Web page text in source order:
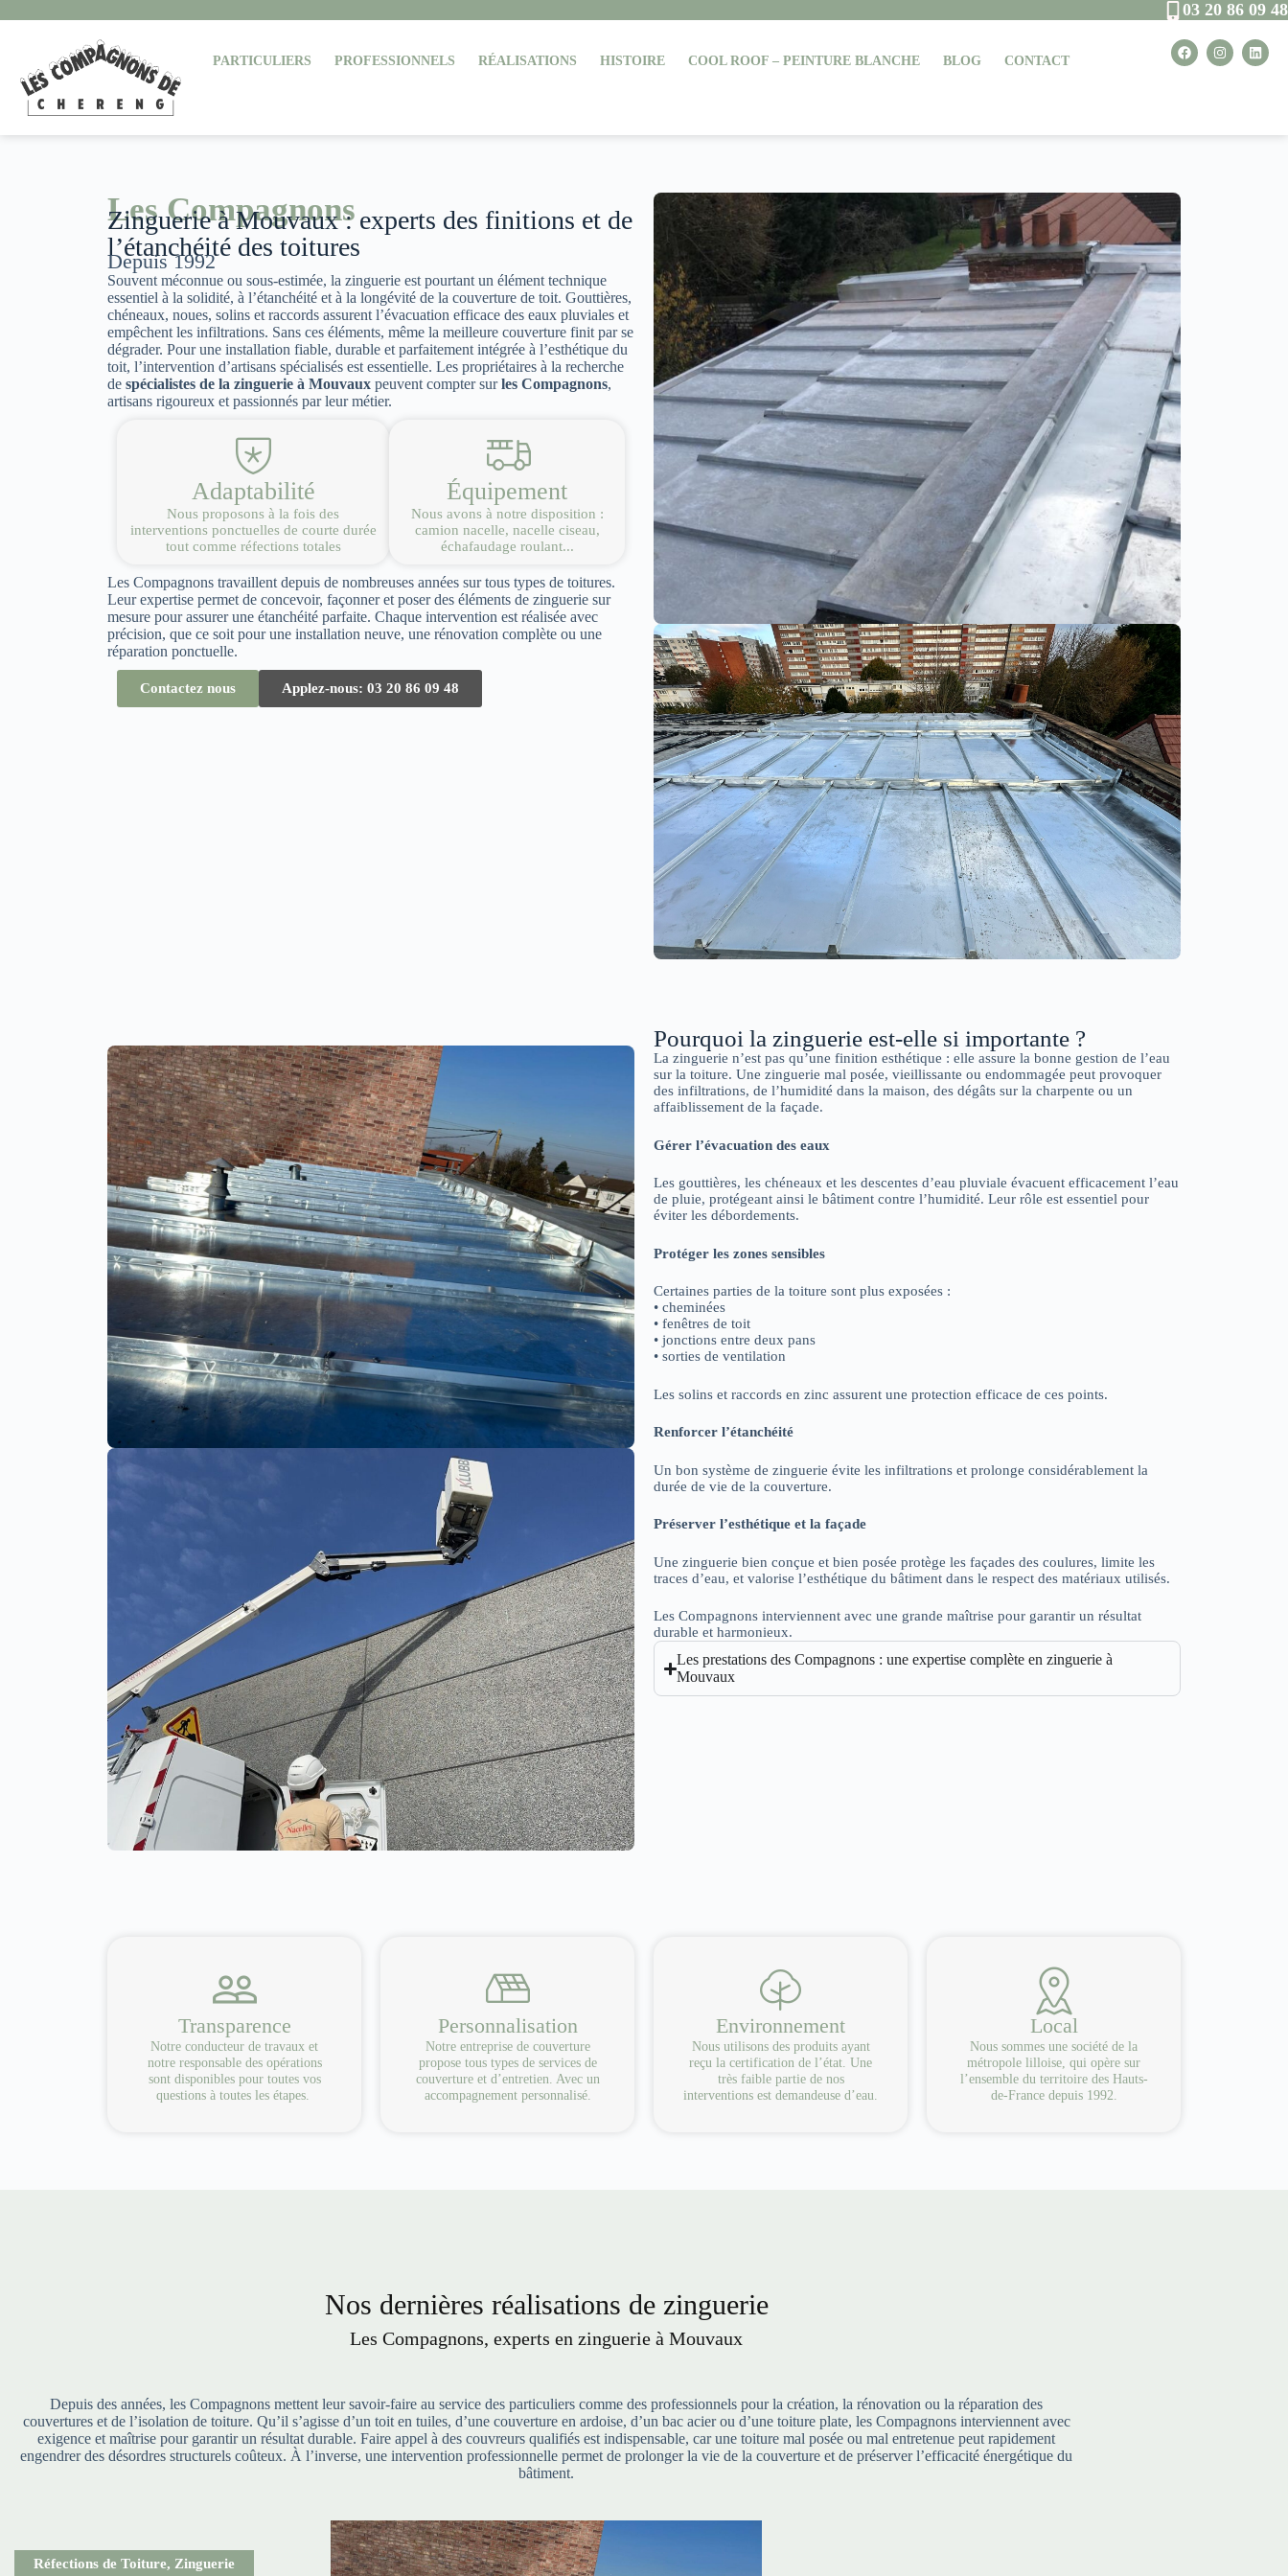
03 20 86 09 48
PARTICULIERS PROFESSIONNELS RÉALISATIONS HISTOIRE COOL ROOF – PEINTURE BLANCHE BLOG CONTACT
Les Compagnons
Zinguerie à Mouvaux : experts des finitions et de
l’étanchéité des toitures
Depuis 1992
Souvent méconnue ou sous-estimée, la zinguerie est pourtant un élément technique
essentiel à la solidité, à l’étanchéité et à la longévité de la couverture de toit. Gouttières,
chéneaux, noues, solins et raccords assurent l’évacuation efficace des eaux pluviales et
empêchent les infiltrations. Sans ces éléments, même la meilleure couverture finit par se
dégrader. Pour une installation fiable, durable et parfaitement intégrée à l’esthétique du
toit, l’intervention d’artisans spécialisés est essentielle. Les propriétaires à la recherche
de spécialistes de la zinguerie à Mouvaux peuvent compter surles Compagnons,
artisans rigoureux et passionnés par leur métier.
Adaptabilité
Nous proposons à la fois des
interventions ponctuelles de courte durée
tout comme réfections totales
Équipement
Nous avons à notre disposition :
camion nacelle, nacelle ciseau,
échafaudage roulant...
Les Compagnons travaillent depuis de nombreuses années sur tous types de toitures.
Leur expertise permet de concevoir, façonner et poser des éléments de zinguerie sur
mesure pour assurer une étanchéité parfaite. Chaque intervention est réalisée avec
précision, que ce soit pour une installation neuve, une rénovation complète ou une
réparation ponctuelle.
Contactez nous Applez-nous: 03 20 86 09 48
Pourquoi la zinguerie est-elle si importante ?
La zinguerie n’est pas qu’une finition esthétique : elle assure la bonne gestion de l’eau
sur la toiture. Une zinguerie mal posée, vieillissante ou endommagée peut provoquer
des infiltrations, de l’humidité dans la maison, des dégâts sur la charpente ou un
affaiblissement de la façade.
Gérer l’évacuation des eaux
Les gouttières, les chéneaux et les descentes d’eau pluviale évacuent efficacement l’eau
de pluie, protégeant ainsi le bâtiment contre l’humidité. Leur rôle est essentiel pour
éviter les débordements.
Protéger les zones sensibles
Certaines parties de la toiture sont plus exposées :
• cheminées
• fenêtres de toit
• jonctions entre deux pans
• sorties de ventilation
Les solins et raccords en zinc assurent une protection efficace de ces points.
Renforcer l’étanchéité
Un bon système de zinguerie évite les infiltrations et prolonge considérablement la
durée de vie de la couverture.
Préserver l’esthétique et la façade
Une zinguerie bien conçue et bien posée protège les façades des coulures, limite les
traces d’eau, et valorise l’esthétique du bâtiment dans le respect des matériaux utilisés.
Les Compagnons interviennent avec une grande maîtrise pour garantir un résultat
durable et harmonieux.
Les prestations des Compagnons : une expertise complète en zinguerie à
Mouvaux
Transparence
Notre conducteur de travaux et
notre responsable des opérations
sont disponibles pour toutes vos
questions à toutes les étapes.
Personnalisation
Notre entreprise de couverture
propose tous types de services de
couverture et d’entretien. Avec un
accompagnement personnalisé.
Environnement
Nous utilisons des produits ayant
reçu la certification de l’état. Une
très faible partie de nos
interventions est demandeuse d’eau.
Local
Nous sommes une société de la
métropole lilloise, qui opère sur
l’ensemble du territoire des Hauts-
de-France depuis 1992.
Nos dernières réalisations de zinguerie
Les Compagnons, experts en zinguerie à Mouvaux
Depuis des années, les Compagnons mettent leur savoir-faire au service des particuliers comme des professionnels pour la création, la rénovation ou la réparation des
couvertures et de l’isolation de toiture. Qu’il s’agisse d’un toit en tuiles, d’une couverture en ardoise, d’un bac acier ou d’une toiture plate, les Compagnons interviennent avec
exigence et maîtrise pour garantir un résultat durable. Faire appel à des couvreurs qualifiés est indispensable, car une toiture mal posée ou mal entretenue peut rapidement
engendrer des désordres structurels coûteux. À l’inverse, une intervention professionnelle permet de prolonger la vie de la couverture et de préserver l’efficacité énergétique du
bâtiment.
Réfections de Toiture, Zinguerie